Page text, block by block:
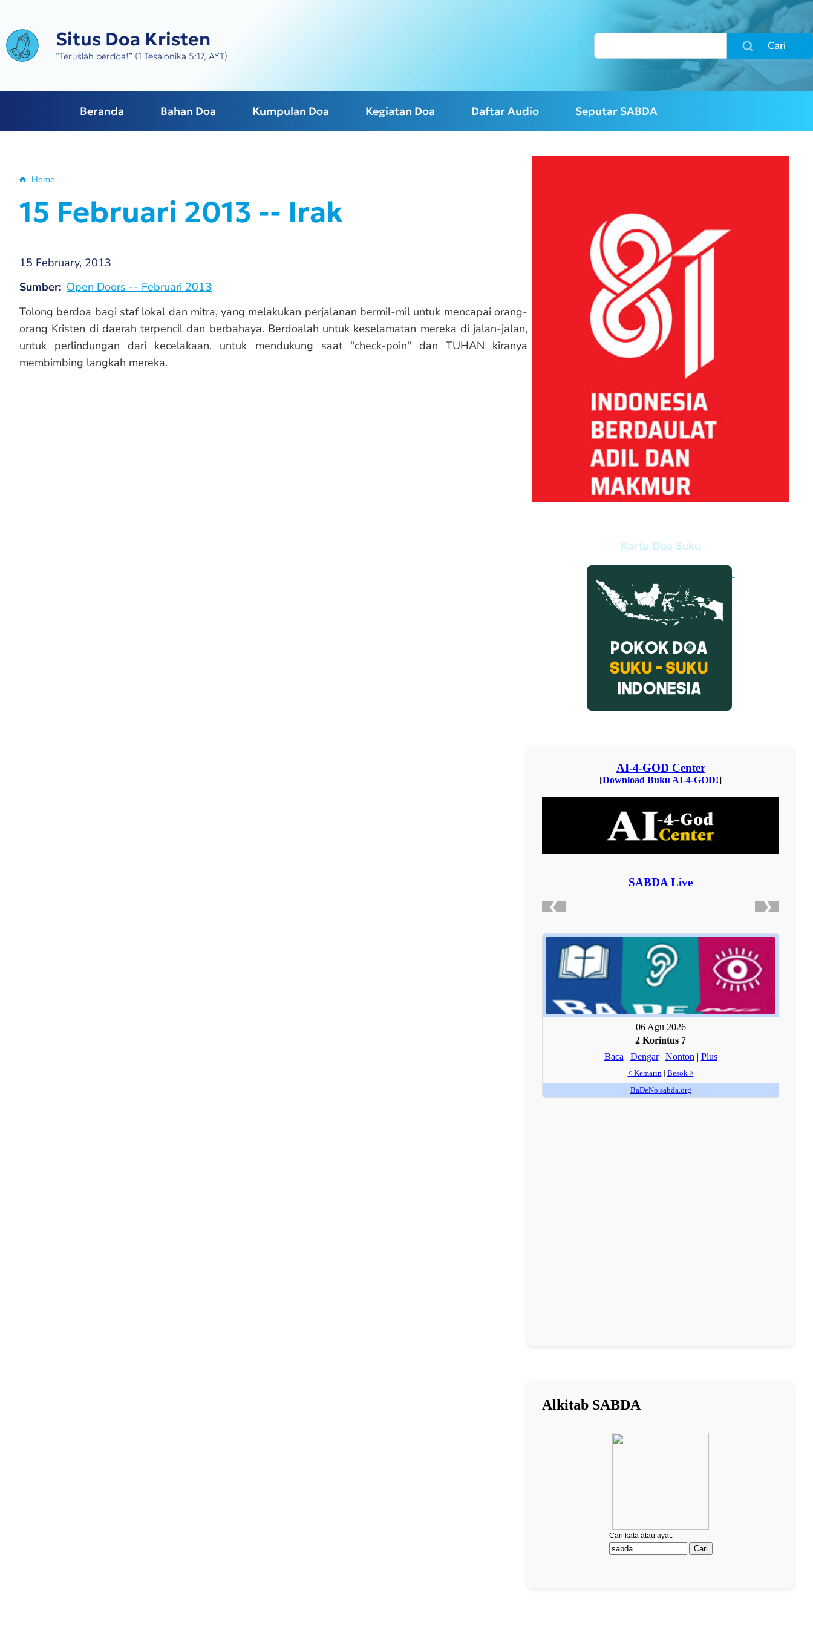
main
content
Situs Doa Kristen
“Teruslah berdoa!” (1 Tesalonika 5:17, AYT)
Beranda Bahan Doa Kumpulan Doa Kegiatan Doa Daftar Audio Seputar SABDA
Home
15 Februari 2013 -- Irak
15 February, 2013
Sumber Open Doors -- Februari 2013
Tolong berdoa bagi staf lokal dan mitra, yang melakukan perjalanan bermil-mil untuk mencapai orang-
orang Kristen di daerah terpencil dan berbahaya. Berdoalah untuk keselamatan mereka di jalan-jalan,
untuk perlindungan dari kecelakaan, untuk mendukung saat "check-poin" dan TUHAN kiranya
membimbing langkah mereka.
Kartu Doa Suku